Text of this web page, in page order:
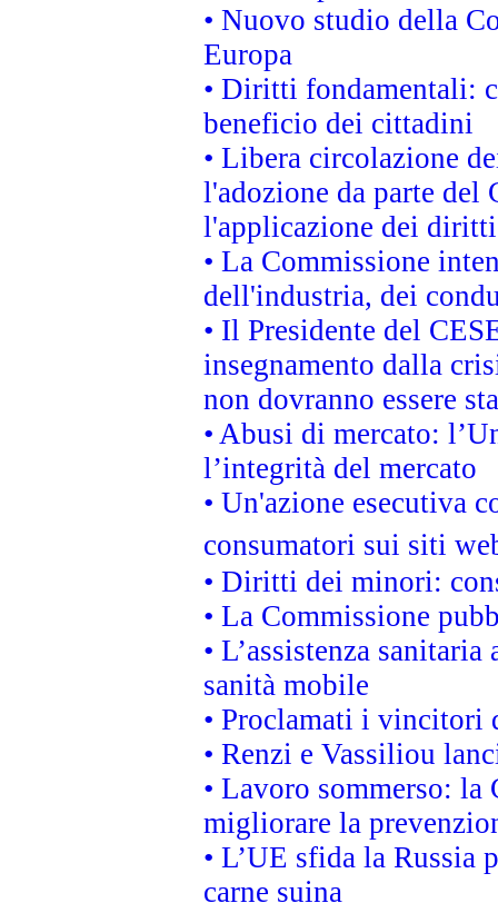
• Nuovo studio della
Europa
• Diritti fondamentali:
beneficio dei cittadini
• Libera circolazione
l'adozione da parte
l'applicazione dei
• La Commissione
dell'industria, dei
• Il Presidente del
insegnamento dalla
non dovranno essere
• Abusi di mercato:
l’integrità del mercato
• Un'azione esecutiva
consumatori sui siti
• Diritti dei minori:
• La Commissione
• L’assistenza
sanità mobile
• Proclamati i vincitori
• Renzi e Vassiliou
• Lavoro sommerso: la
migliorare la
• L’UE sfida la
carne suina